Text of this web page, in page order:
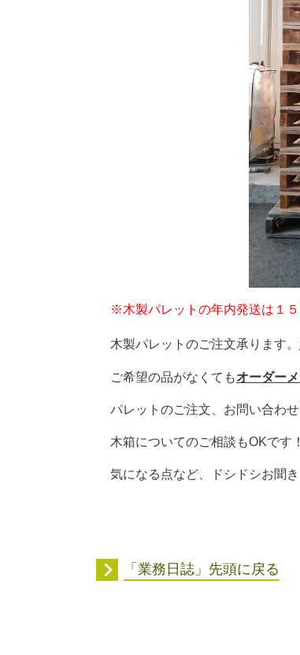
※木製パレットの年内発送は１
木製パレットのご注文承ります。
ご希望の品がなくてもオーダー
パレットのご注文、お問い合わ
木箱についてのご相談もOKです！
気になる点など、ドシドシお聞き
「業務日誌」先頭に戻る